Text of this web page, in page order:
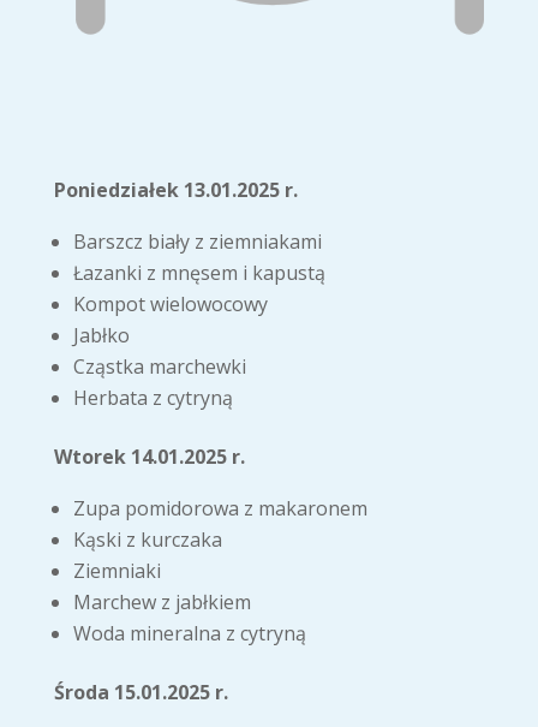
Poniedziałek 13.01.2025 r.
Barszcz biały z ziemniakami
Łazanki z mnęsem i kapustą
Kompot wielowocowy
Jabłko
Cząstka marchewki
Herbata z cytryną
Wtorek 14.01.2025 r.
Zupa pomidorowa z makaronem
Kąski z kurczaka
Ziemniaki
Marchew z jabłkiem
Woda mineralna z cytryną
Środa 15.01.2025 r.